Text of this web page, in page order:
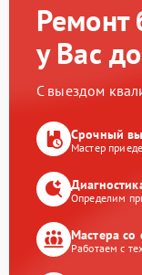
Ремонт
у Вас
С выездом
Срочный
Мастер
Определим
Мастера со
Работаем с